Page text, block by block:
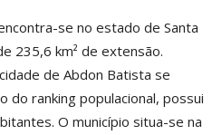
se no estado de Santa
235,6 km² de extensão.
de Abdon Batista se
do ranking populacional, possui
O município situa-se na